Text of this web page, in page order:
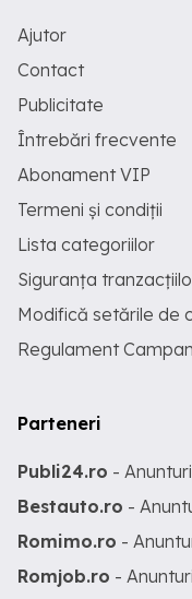
Ajutor
Contact
Publicitate
Întrebări frecvente
Abonament VIP
Termeni și condiții
Lista categoriilor
Siguranța
Modifică setările de
Regulament
Parteneri
Publi24.ro -
Bestauto.ro -
Romimo.ro -
Romjob.ro -